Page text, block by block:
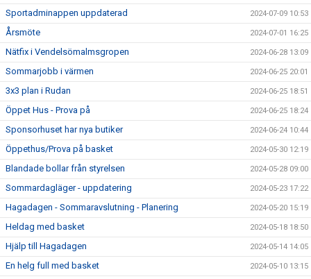
Sportadminappen uppdaterad 2024-07-09 10:53
Årsmöte 2024-07-01 16:25
Nätfix i Vendelsömalmsgropen 2024-06-28 13:09
Sommarjobb i värmen 2024-06-25 20:01
3x3 plan i Rudan 2024-06-25 18:51
Öppet Hus - Prova på 2024-06-25 18:24
Sponsorhuset har nya butiker 2024-06-24 10:44
Öppethus/Prova på basket 2024-05-30 12:19
Blandade bollar från styrelsen 2024-05-28 09:00
Sommardagläger - uppdatering 2024-05-23 17:22
Hagadagen - Sommaravslutning - Planering 2024-05-20 15:19
Heldag med basket 2024-05-18 18:50
Hjälp till Hagadagen 2024-05-14 14:05
En helg full med basket 2024-05-10 13:15